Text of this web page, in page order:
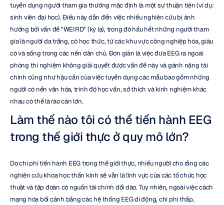
tuyển dụng người tham gia thường mặc định là một sự thuận tiện (ví dụ:
sinh viên đại học). Điều này dẫn đến việc nhiều nghiên cứu bị ảnh
hưởng bởi vấn đề "WEIRD" (kỳ lạ), trong đó hầu hết những người tham
gia là người da trắng, có học thức, từ các khu vực công nghiệp hóa, giàu
có và sống trong các nền dân chủ. Đơn giản là việc đưa EEG ra ngoài
phòng thí nghiệm không giải quyết được vấn đề này và gánh nặng tài
chính cũng như hậu cần của việc tuyển dụng các mẫu bao gồm những
người có nền văn hóa, trình độ học vấn, sở thích và kinh nghiệm khác
nhau có thể là rào cản lớn.
Làm thế nào tôi có thể tiến hành EEG
trong thế giới thực ở quy mô lớn?
Do chi phí tiến hành EEG trong thế giới thực, nhiều người cho rằng các
nghiên cứu khoa học thần kinh sẽ vẫn là lĩnh vực của các tổ chức học
thuật và tập đoàn có nguồn tài chính dồi dào. Tuy nhiên, ngoài việc cách
mạng hóa bối cảnh bằng các hệ thống EEG di động, chi phí thấp,